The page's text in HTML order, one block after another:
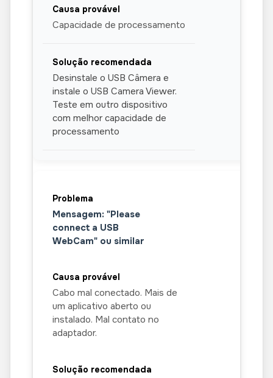
Capacidade de processamento
Desinstale o USB Câmera e
instale o USB Camera Viewer.
Teste em outro dispositivo
com melhor capacidade de
processamento
Mensagem: "Please
connect a USB
WebCam" ou similar
Cabo mal conectado. Mais de
um aplicativo aberto ou
instalado. Mal contato no
adaptador.